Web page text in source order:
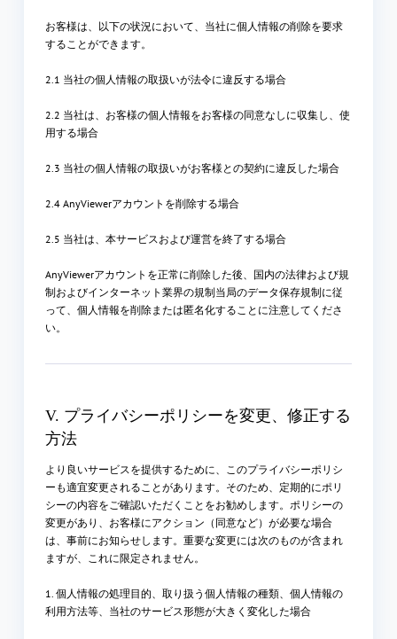
お客様は、以下の状況において、当社に個人情報の削除を要求
することができます。
2.1 当社の個人情報の取扱いが法令に違反する場合
2.2 当社は、お客様の個人情報をお客様の同意なしに収集し、使
用する場合
2.3 当社の個人情報の取扱いがお客様との契約に違反した場合
2.4 AnyViewerアカウントを削除する場合
2.5 当社は、本サービスおよび運営を終了する場合
AnyViewerアカウントを正常に削除した後、国内の法律および規
制およびインターネット業界の規制当局のデータ保存規制に従
って、個人情報を削除または匿名化することに注意してくださ
い。
V. プライバシーポリシーを変更、修正する
方法
より良いサービスを提供するために、このプライバシーポリシ
ーも適宜変更されることがあります。そのため、定期的にポリ
シーの内容をご確認いただくことをお勧めします。ポリシーの
変更があり、お客様にアクション（同意など）が必要な場合
は、事前にお知らせします。重要な変更には次のものが含まれ
ますが、これに限定されません。
1. 個人情報の処理目的、取り扱う個人情報の種類、個人情報の
利用方法等、当社のサービス形態が大きく変化した場合